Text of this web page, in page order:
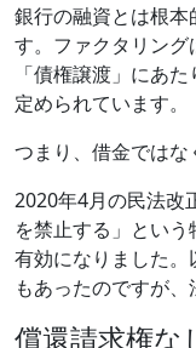
銀行の融資とは根
す。ファクタリン
「債権譲渡」にあ
定められています。
つまり、借金ではな
2020年4月の民法改
を禁止する」とい
有効になりました
もあったのですが、
償還請求権な